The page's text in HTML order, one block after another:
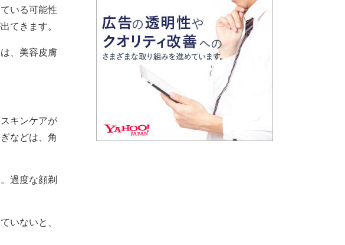
いる可能性
てきます。
、美容皮膚
キンケアが
などは、角
過度な顔剃
いないと、